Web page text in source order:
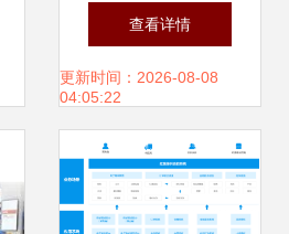
浙商中拓大宗商品
供应链服务商模式
查看详情
更新时间：2026-08-08
04:05:22